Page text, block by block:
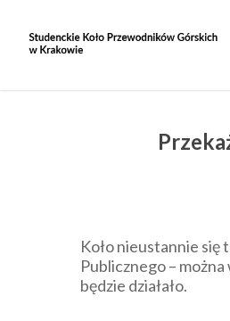
main
Koło nieustannie się
Publicznego –
będzie działało.